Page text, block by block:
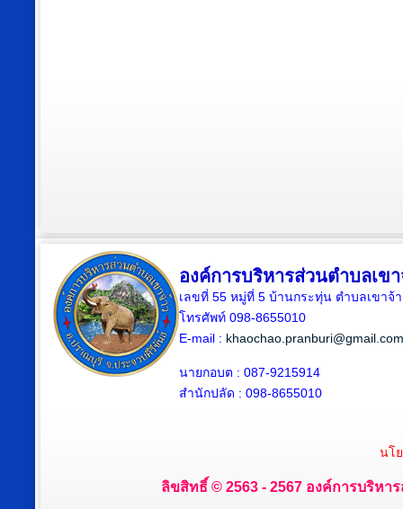
องค์การบริหารส่วนตำบลเข
เลขที่ 55 หมู่ที่ 5 บ้านกระทุ่น ตำบลเขาจ้
โทรศัพท์ 098-8655010
E-mail : khaochao.pranburi@gmail.com
นายกอบต : 087-9215914
สำนักปลัด : 098-8655010
นโ
ลิขสิทธิ์ © 2563 - 2567 องค์การบริหา